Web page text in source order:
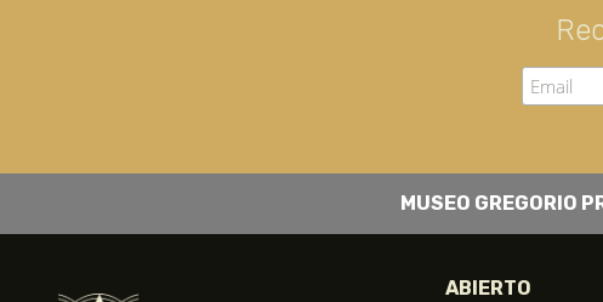
MUSEO GREGORIO
ABIERTO